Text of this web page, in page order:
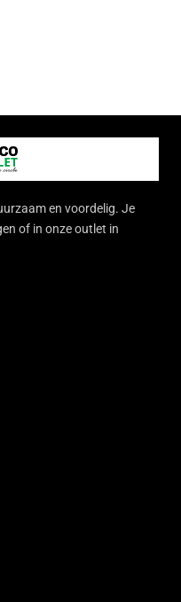
en voordelig. Je
of in onze outlet in